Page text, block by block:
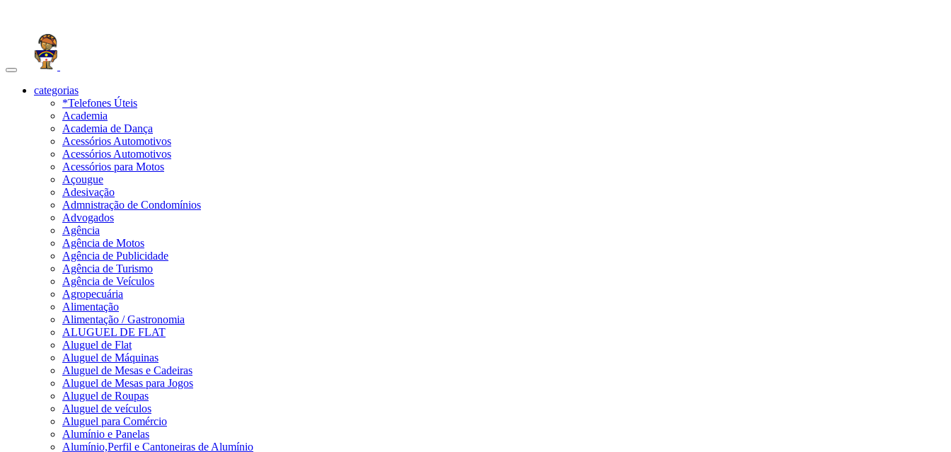
Toggle
navigationcategorias
*Telefones Úteis
Academia
Academia de Dança
Acessórios Automotivos
Acessórios Automotivos
Acessórios para Motos
Açougue
Adesivação
Admnistração de Condomínios
Advogados
Agência
Agência de Motos
Agência de Publicidade
Agência de Turismo
Agência de Veículos
Agropecuária
Alimentação
Alimentação / Gastronomia
ALUGUEL DE FLAT
Aluguel de Flat
Aluguel de Máquinas
Aluguel de Mesas e Cadeiras
Aluguel de Mesas para Jogos
Aluguel de Roupas
Aluguel de veículos
Aluguel para Comércio
Alumínio e Panelas
Alumínio,Perfil e Cantoneiras de Alumínio